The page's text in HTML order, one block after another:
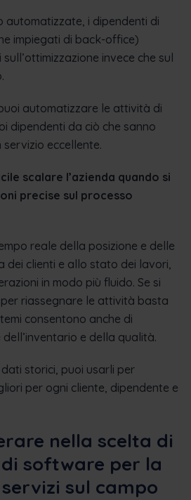
automatizzate, i dipendenti di
impiegati di back-office)
invece che sul
automatizzare le attività di
dipendenti da ciò che sanno
eccellente.
scalare l’azienda quando si
precise sul processo
reale della posizione e delle
dei clienti e allo stato dei lavori,
in modo più fluido. Se si
riassegnare le attività basta
consentono anche di
e della qualità.
storici, puoi usarli per
per ogni cliente, dipendente e
nella scelta di
software per la
sul campo